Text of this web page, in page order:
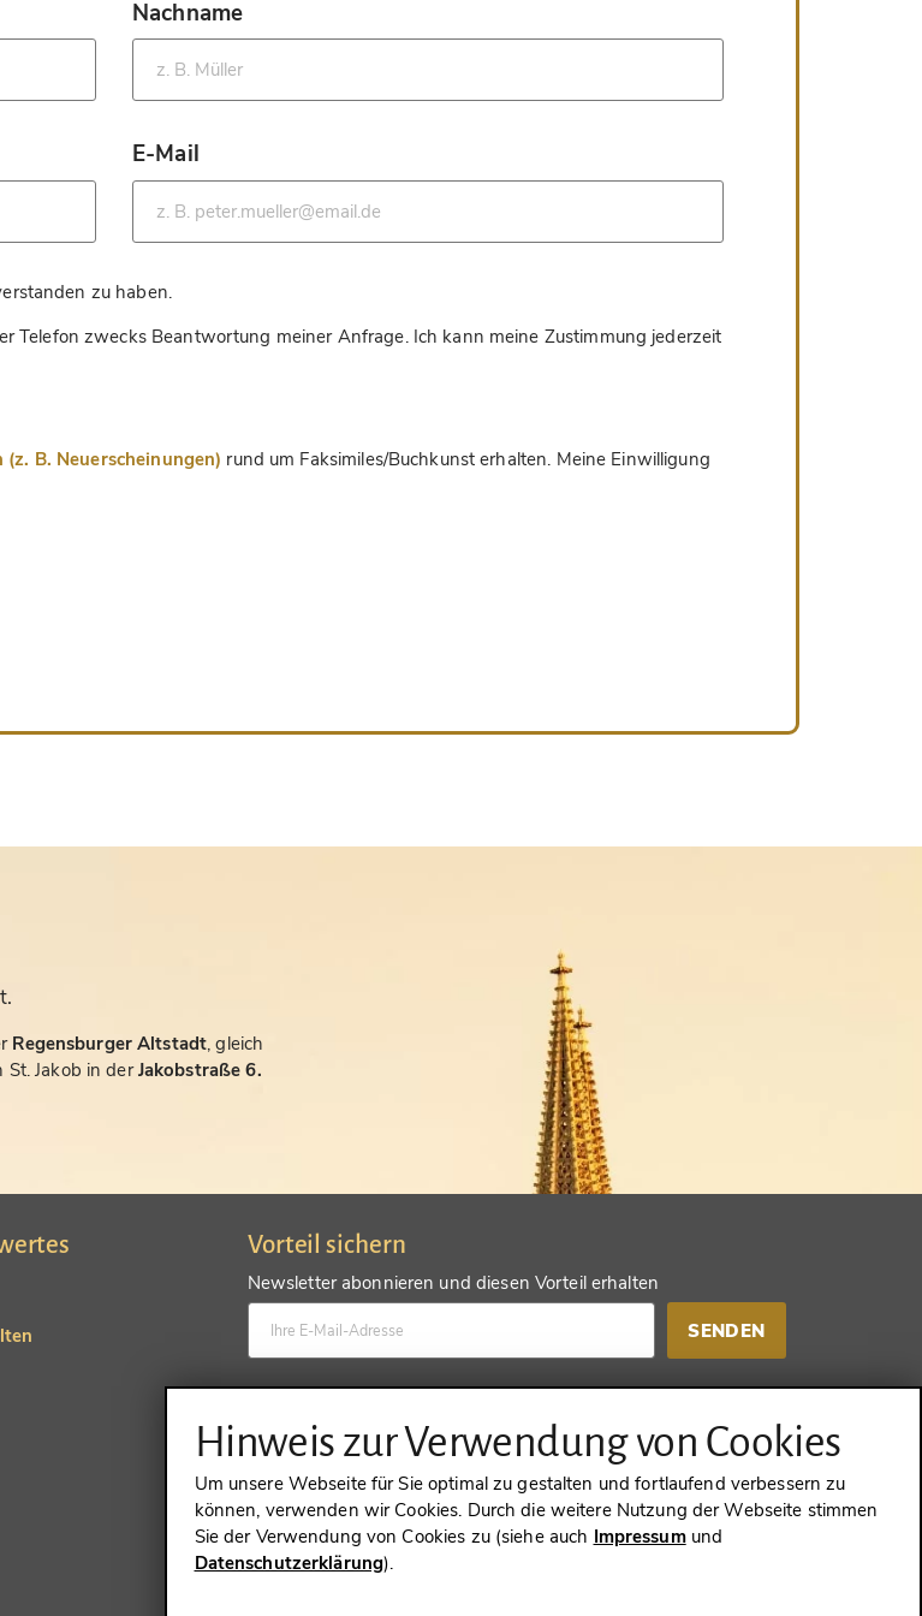
Nachname
*
E-Mail
*
zu haben.
Telefon zwecks Beantwortung meiner Anfrage. Ich kann meine Zustimmung jederzeit
B. Neuerscheinungen) rund um Faksimiles/Buchkunst erhalten. Meine Einwilligung
Regensburger Altstadt, gleich
Jakob in derJakobstraße 6.
Vorteil sichern
Newsletter abonnieren und diesen Vorteil erhalten
SENDEN
SENDEN
VERTRAG WIDERRUFEN
Hinweis zur Verwendung von Cookies
Um unsere Webseite für Sie optimal zu gestalten und fortlaufend verbessern zu
können, verwenden wir Cookies. Durch die weitere Nutzung der Webseite stimmen
Sie der Verwendung von Cookies zu (siehe auch Impressumund
Datenschutzerklärung).